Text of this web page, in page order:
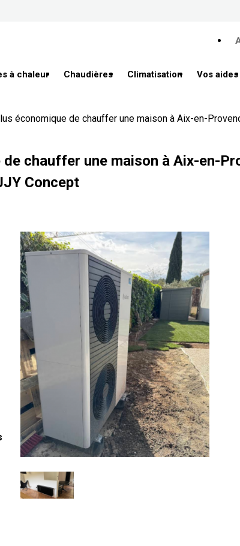
à chaleur Chaudières Climatisation Vos aides
économique de chauffer une maison à Aix-en-
chauffer une maison à Aix-en-
Concept